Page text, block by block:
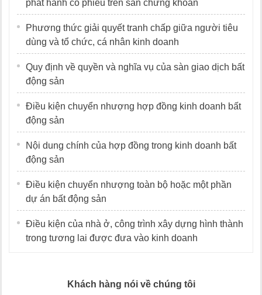
phát hành cổ phiếu trên sàn chứng khoán
Phương thức giải quyết tranh chấp giữa người tiêu
dùng và tổ chức, cá nhân kinh doanh
Quy định về quyền và nghĩa vụ của sàn giao dịch bất
động sản
Điều kiện chuyển nhượng hợp đồng kinh doanh bất
động sản
Nội dung chính của hợp đồng trong kinh doanh bất
động sản
Điều kiện chuyển nhượng toàn bộ hoặc một phần
dự án bất động sản
Điều kiện của nhà ở, công trình xây dựng hình thành
trong tương lai được đưa vào kinh doanh
Khách hàng nói về chúng tôi